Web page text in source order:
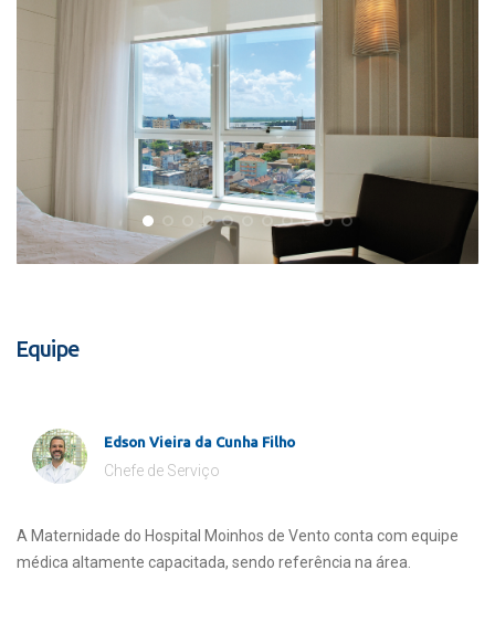
Equipe
Edson Vieira da Cunha Filho
Chefe de Serviço
A Maternidade do Hospital Moinhos de Vento conta com equipe
médica altamente capacitada, sendo referência na área.